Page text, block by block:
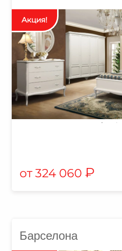
324 060 ₽
Барселона